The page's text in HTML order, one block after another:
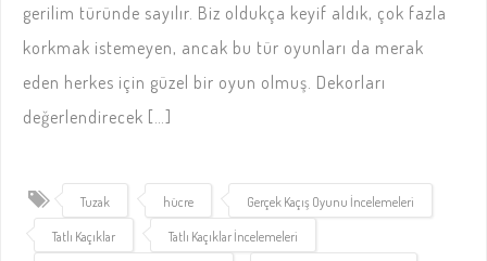
gerilim türünde sayılır. Biz oldukça keyif aldık, çok fazla
korkmak istemeyen, ancak bu tür oyunları da merak
eden herkes için güzel bir oyun olmuş. Dekorları
değerlendirecek […]
Tuzak hücre Gerçek Kaçış Oyunu İncelemeleri
Tatlı Kaçıklar Tatlı Kaçıklar İncelemeleri